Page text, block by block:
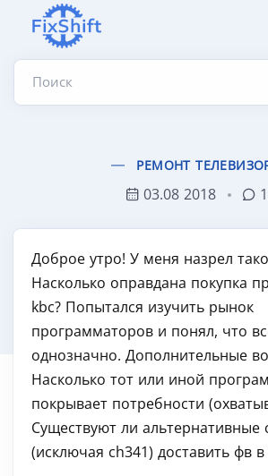
Поиск
РЕМОНТ
03.08 2018
Доброе утро! У меня назрел
Насколько оправдана покупка
kbc? Попытался изучить рынок
программаторов и понял, что
однозначно. Дополнительные
Насколько тот или иной
покрывает потребности
Существуют ли альтернативные
(исключая ch341) доставить фв в